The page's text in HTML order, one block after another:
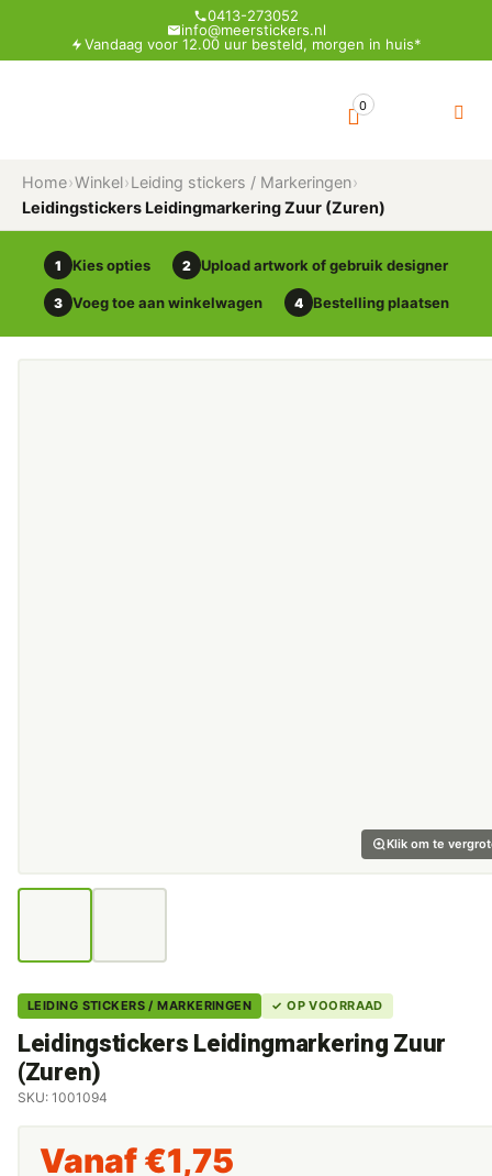
0413-273052
info@meerstickers.nl
Vandaag voor 12.00 uur besteld, morgen in huis*
0
Home›Winkel›Leiding stickers / Markeringen›
Leidingstickers Leidingmarkering Zuur (Zuren)
1 Kies opties 2 Upload artwork of gebruik designer
3 Voeg toe aan winkelwagen 4 Bestelling plaatsen
Klik om te
LEIDING STICKERS / MARKERINGEN ✓ OP VOORRAAD
Leidingstickers Leidingmarkering Zuur
(Zuren)
SKU: 1001094
Vanaf €1,75